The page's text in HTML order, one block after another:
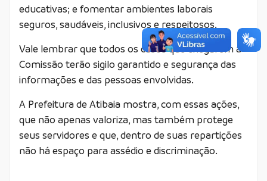
educativas; e fomentar ambientes laborais
seguros, saudáveis, inclusivos e respeitosos.
Vale lembrar que todos os casos que chegarem à
Comissão terão sigilo garantido e segurança das
informações e das pessoas envolvidas.
A Prefeitura de Atibaia mostra, com essas ações,
que não apenas valoriza, mas também protege
seus servidores e que, dentro de suas repartições
não há espaço para assédio e discriminação.